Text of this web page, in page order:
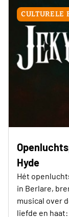
CULTURELE
Hyde
Hét
in Berlare,
musical over
liefde en